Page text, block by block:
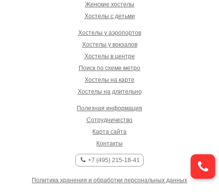
Женские хостелы
Хостелы с детьми
Хостелы у аэропортов
Хостелы у вокзалов
Хостелы в центре
Поиск по схеме метро
Хостелы на карте
Хостелы на длительно
Полезная информация
Сотрудничество
Карта сайта
Контакты
+7 (495) 215-18-41
Политика хранения и обработки персональных данных